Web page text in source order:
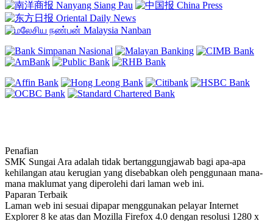
Penafian
SMK Sungai Ara adalah tidak bertanggungjawab bagi apa-apa
kehilangan atau kerugian yang disebabkan oleh penggunaan mana-
mana maklumat yang diperolehi dari laman web ini.
Paparan Terbaik
Laman web ini sesuai dipapar menggunakan pelayar Internet
Explorer 8 ke atas dan Mozilla Firefox 4.0 dengan resolusi 1280 x